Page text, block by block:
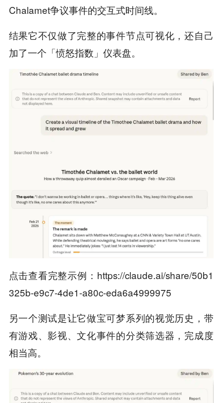
Chalamet争议事件的交互式时间线。
结果它不仅做了完整的事件节点可视化，还自己
加了一个「愤怒指数」仪表盘。
点击查看完整示例：https://claude.ai/share/50b1
325b-e9c7-4de1-a80c-eda6a4999975
另一个测试是让它做宝可梦系列的视觉历史，带
有游戏、影视、文化事件的分类筛选器，完成度
相当高。